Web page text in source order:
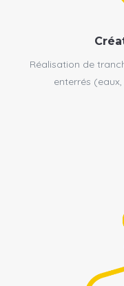
Réalisation de
enterrés